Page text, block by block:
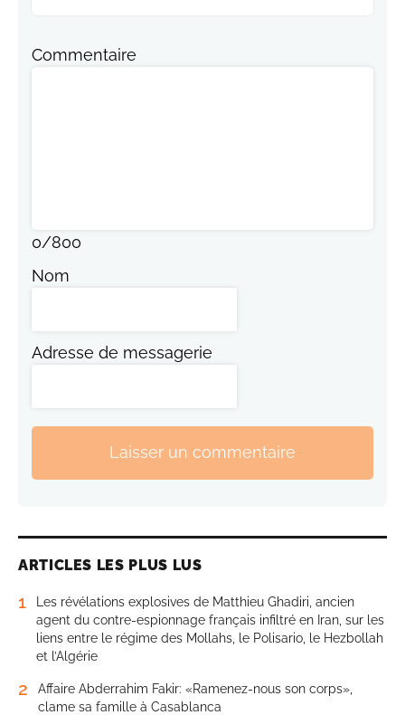
Commentaire
0/800
Nom
Adresse de messagerie
Laisser un commentaire
ARTICLES LES PLUS LUS
1
Les révélations explosives de Matthieu Ghadiri, ancien
agent du contre-espionnage français infiltré en Iran, sur les
liens entre le régime des Mollahs, le Polisario, le Hezbollah
et l’Algérie
2
Affaire Abderrahim Fakir: «Ramenez-nous son corps»,
clame sa famille à Casablanca